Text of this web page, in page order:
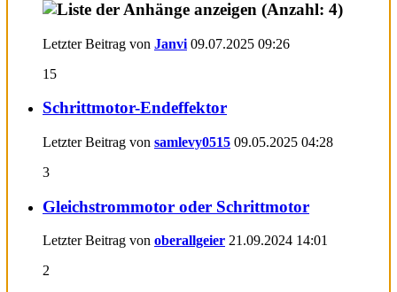
Letzter Beitrag von Janvi 09.07.2025 09:26
15
Schrittmotor-Endeffektor
Letzter Beitrag von samlevy0515 09.05.2025 04:28
3
Gleichstrommotor oder Schrittmotor
Letzter Beitrag von oberallgeier 21.09.2024 14:01
2